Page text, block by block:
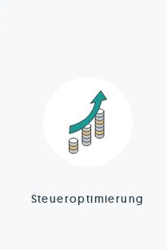
Steueroptimierung